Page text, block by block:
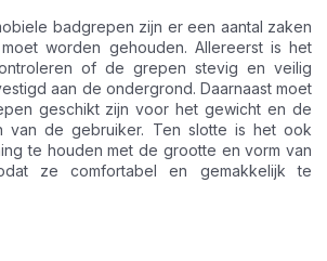
badgrepen zijn er een aantal zaken
worden gehouden. Allereerst is het
of de grepen stevig en veilig
aan de ondergrond. Daarnaast moet
geschikt zijn voor het gewicht en de
van de gebruiker. Ten slotte is het ook
te houden met de grootte en vorm van
ze comfortabel en gemakkelijk te